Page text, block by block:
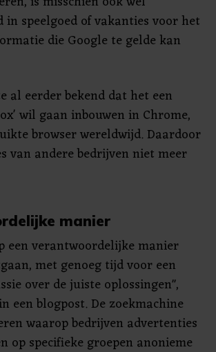
in speelgoed of vakanties voor het
die Google te gelde kan
al eerder bekend dat het een
wil gaan inbouwen in Chrome,
browser wereldwijd. Daardoor
van andere bedrijven niet meer
manier
een verantwoordelijke manier
met genoeg tijd voor een
over de juiste oplossingen",
een blogpost. De zoekmachine
waarop bedrijven advertenties
op specifieke groepen anonieme